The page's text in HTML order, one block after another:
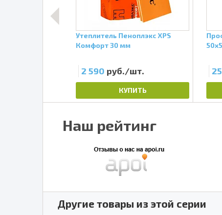
Утеплитель Пеноплэкс XPS
Комфорт 30 мм
2 590 руб./шт.
КУПИТЬ
Наш рейтинг
Другие товары из этой серии